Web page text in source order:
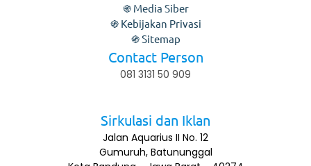
֍ Media Siber
֍ Kebijakan Privasi
֍ Sitemap
Contact Person
081 3131 50 909
Sirkulasi dan Iklan
Jalan Aquarius II No. 12
Gumuruh, Batununggal